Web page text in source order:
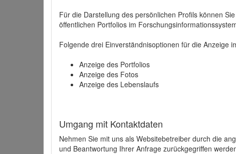
Für die Darstellung des persönlichen Profils können
öffentlichen Portfolios im
Folgende drei Einverständnisoptionen für die Anzeige
Anzeige des Portfolios
Anzeige des Fotos
Anzeige des Lebenslaufs
Umgang mit Kontaktdaten
Nehmen Sie mit uns als Websitebetreiber durch die
und Beantwortung Ihrer Anfrage zurückgegriffen